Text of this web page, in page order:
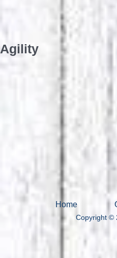
Agility
Copyright ©
Home